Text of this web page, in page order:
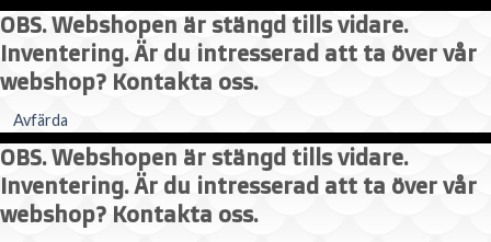
OBS. Webshopen är stängd tills vidare.
Inventering. Är du intresserad att ta över vår
webshop? Kontakta oss.
Avfärda
OBS. Webshopen är stängd tills vidare.
Inventering. Är du intresserad att ta över vår
webshop? Kontakta oss.